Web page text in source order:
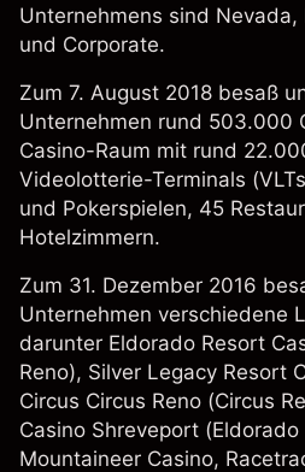
Unternehmens sind Nevada,
und Corporate.
Zum 7. August 2018 besaß
Unternehmen rund 503.000
Casino-Raum mit rund
Videolotterie-Terminals
und Pokerspielen, 45
Hotelzimmern.
Zum 31. Dezember 2016
Unternehmen verschiedene
darunter Eldorado Resort
Reno), Silver Legacy Resort
Circus Circus Reno (Circus
Casino Shreveport
Mountaineer Casino,